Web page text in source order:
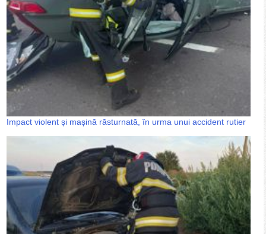
Impact violent și mașină răsturnată, în urma unui accident rutier